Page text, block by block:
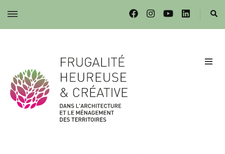
Frugalité dans l'architecture et le ménagement des territoires